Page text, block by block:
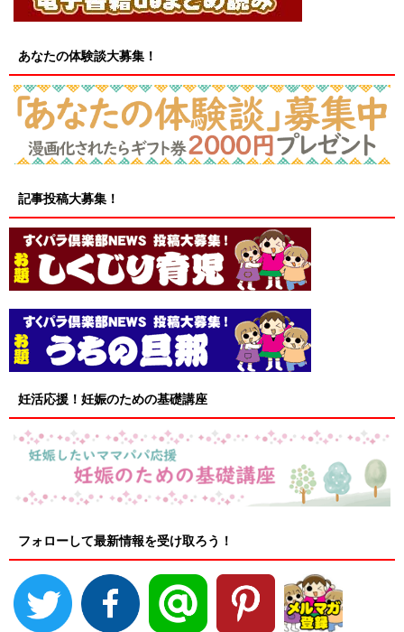
あなたの体験談大募集！
記事投稿大募集！
妊活応援！妊娠のための基礎講座
フォローして最新情報を受け取ろう！